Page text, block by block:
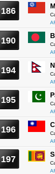
186
190
194
195
196
197